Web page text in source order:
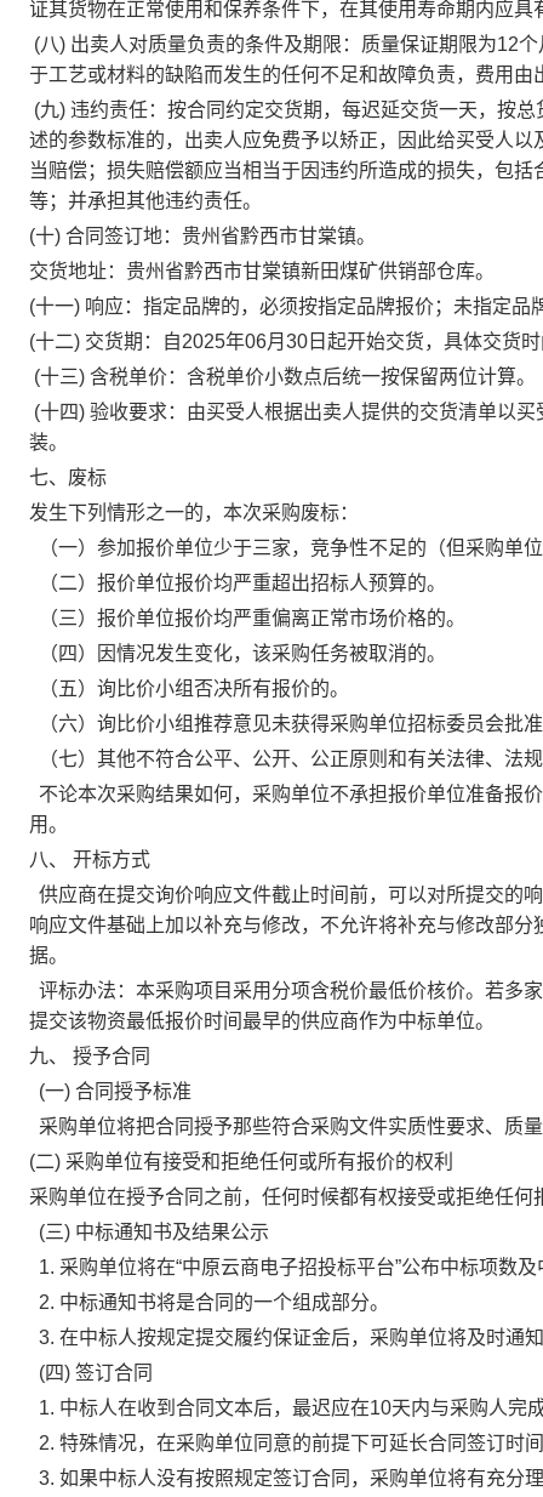
证其货物在正常使用和保养条件下，在其使用寿命期内应具
(八) 出卖人对质量负责的条件及期限：质量保证期限为12
于工艺或材料的缺陷而发生的任何不足和故障负责，费用由
(九) 违约责任：按合同约定交货期，每迟延交货一天，按
述的参数标准的，出卖人应免费予以矫正，因此给买受人
当赔偿；损失赔偿额应当相当于因违约所造成的损失，包
等；并承担其他违约责任。
(十) 合同签订地：贵州省黔西市甘棠镇。
交货地址：贵州省黔西市甘棠镇新田煤矿供销部仓库。
(十一) 响应：指定品牌的，必须按指定品牌报价；未指定
(十二) 交货期：自2025年06月30 日起开始交货，具体交货
(十三) 含税单价：含税单价小数点后统一按保留两位计算。
(十四) 验收要求：由买受人根据出卖人提供的交货清单以
装。
七、 废标
发生下列情形之一的，本次采购废标：
（一）参加报价单位少于三家，竞争性不足的（但采购单
（二）报价单位报价均严重超出招标人预算的。
（三）报价单位报价均严重偏离正常市场价格的。
（四）因情况发生变化，该采购任务被取消的。
（五）询比价小组否决所有报价的。
（六）询比价小组推荐意见未获得采购单位招标委员会批
（七）其他不符合公平、公开、公正原则和有关法律、法
不论本次采购结果如何，采购单位不承担报价单位准备报
用。
八、
开标方式
供应商在提交询价响应文件截止时间前，可以对所提交的
响应文件基础上加以补充与修改，不允许将补充与修改部
据。
评标办法：本采购项目采用分项含税价最低价核价。若多
提交该物资最低报价时间最早的供应商作为中标单位。
九、
授予合同
(一) 合同授予标准
采购单位将把合同授予那些符合采购文件实质性要求、质
(二) 采购单位有接受和拒绝任何或所有报价的权利
采购单位在授予合同之前，任何时候都有权接受或拒绝任
(三) 中标通知书及结果公示
1. 采购单位将在“中原云商电子招投标平台”公布中标项数
2. 中标通知书将是合同的一个组成部分。
3. 在中标人按规定提交履约保证金后，采购单位将及时通
(四) 签订合同
1. 中标人在收到合同文本后，最迟应在10天内与采购人完
2. 特殊情况，在采购单位同意的前提下可延长合同签订时
3. 如果中标人没有按照规定签订合同，采购单位将有充分